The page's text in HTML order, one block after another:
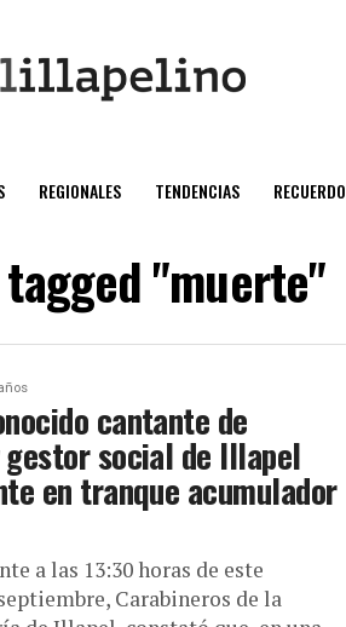
REGIONALES TENDENCIAS RECUERDO
"muerte"
cantante de
social de Illapel
en tranque acumulador
a las 13:30 horas de este
Carabineros de la